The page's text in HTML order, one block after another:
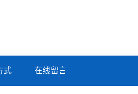
式 在线留言